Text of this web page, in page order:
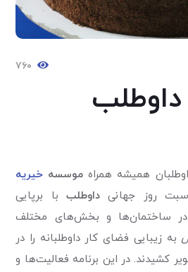
۷۶۰
موسسه خیریه
روز جهانیداوطلب با برپایی
در ساختمان‌ها و بخش‌های مختلف
به زیبایی فضای کار داوطلبانه را در
کشیدند. در این برنامه فعالیت‌ها و